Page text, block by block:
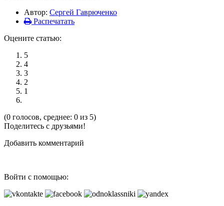
Автор: Сергей Гаврюченко
Распечатать
Оцените статью:
5
4
3
2
1
(0 голосов, среднее: 0 из 5)
Поделитесь с друзьями!
Добавить комментарий
Войти с помощью: